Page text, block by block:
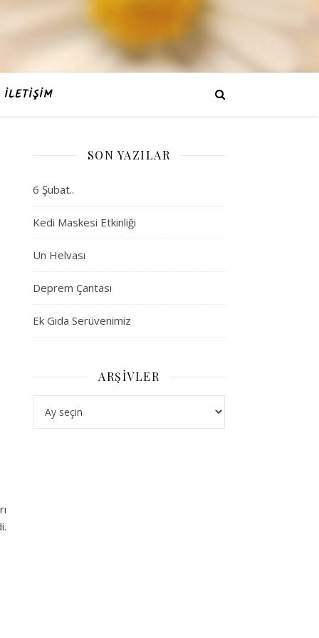
İLETIŞIM
SON YAZILAR
6 Şubat..
Kedi Maskesi Etkinliği
Un Helvası
Deprem Çantası
Ek Gıda Serüvenimiz
ARŞIVLER